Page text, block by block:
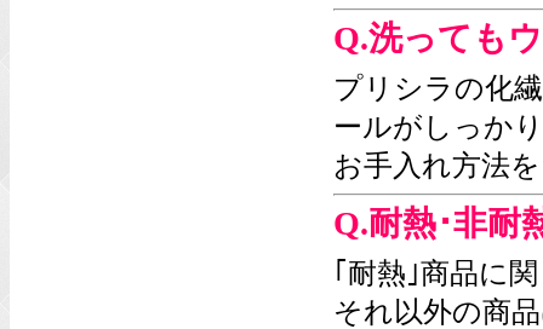
Q.洗っても
プリシラの化
ールがしっか
お手入れ方法
Q.耐熱･非耐
｢耐熱｣商品に
それ以外の商